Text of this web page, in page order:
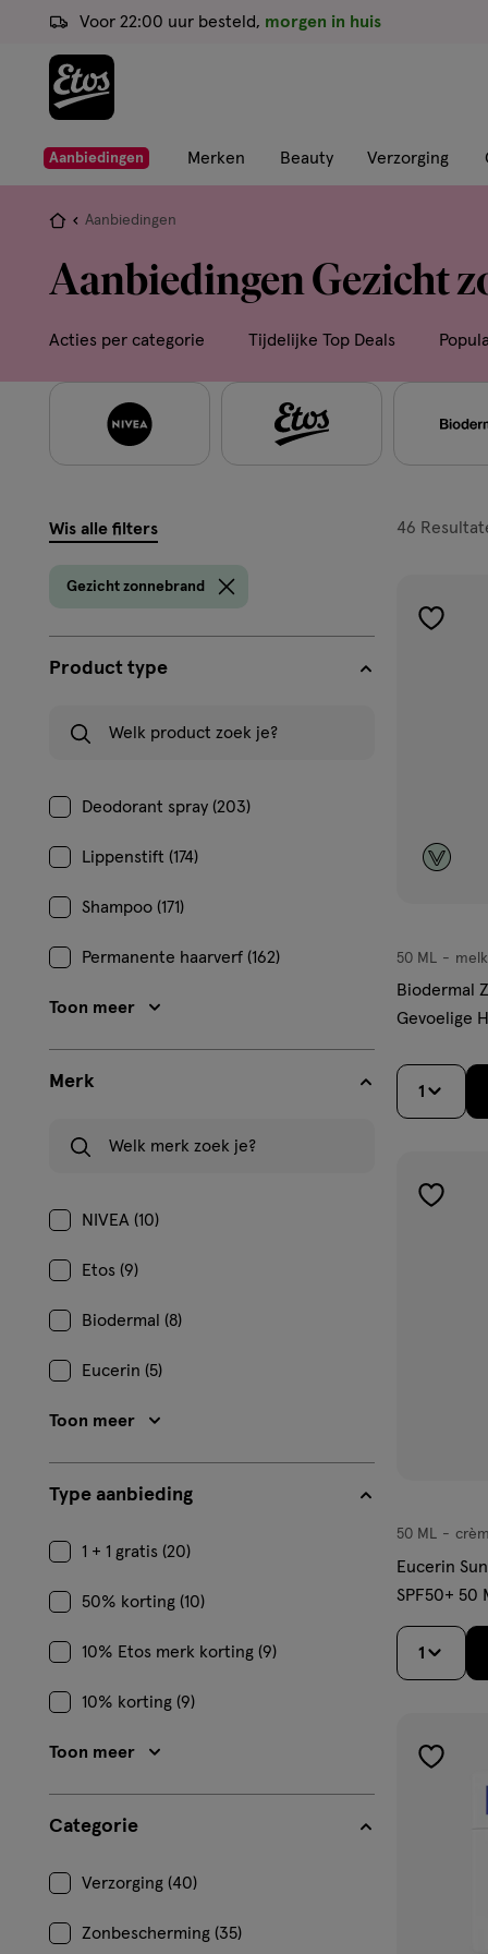
ga
de
hoofd
ga
naar
de
ga
naar
Voor 22:00 uur besteld, morgen in huis
Aanbiedingen Merken Beauty Verzorging
Je
hier:
Aanbiedingen
Aanbiedingen Gezicht
Acties per categorie Tijdelijke Top Deals
filters
Wis alle filters
Gezicht zonnebrand
Product type
Deodorant spray (203)
Lippenstift (174)
Shampoo (171)
Permanente haarverf (162)
Toon meer
Merk
NIVEA (10)
Etos (9)
Biodermal (8)
Eucerin (5)
Toon meer
Type aanbieding
1 + 1 gratis (20)
50% korting (10)
10% Etos merk korting (9)
10% korting (9)
Toon meer
Categorie
Verzorging (40)
Zonbescherming (35)
46
melk
50 ML melk
Biodermal
Gevoelige
1
crème
50 ML
Eucerin
SPF50+ 50
1